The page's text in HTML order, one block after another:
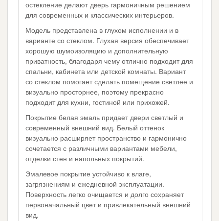
остекление делают дверь гармоничным решением
для современных и классических интерьеров.
Модель представлена в глухом исполнении и в
варианте со стеклом. Глухая версия обеспечивает
хорошую шумоизоляцию и дополнительную
приватность, благодаря чему отлично подходит для
спальни, кабинета или детской комнаты. Вариант
со стеклом помогает сделать помещение светлее и
визуально просторнее, поэтому прекрасно
подходит для кухни, гостиной или прихожей.
Покрытие белая эмаль придает двери светлый и
современный внешний вид. Белый оттенок
визуально расширяет пространство и гармонично
сочетается с различными вариантами мебели,
отделки стен и напольных покрытий.
Эмалевое покрытие устойчиво к влаге,
загрязнениям и ежедневной эксплуатации.
Поверхность легко очищается и долго сохраняет
первоначальный цвет и привлекательный внешний
вид.